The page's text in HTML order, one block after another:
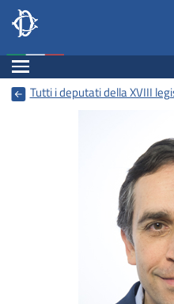
Deputati, Camera dei
Salta al contenuto principale
Salta al menu di navigazione
Espandi
Tutti i deputati della XVIII
Navigazione pagine di
Fine pagina
Salta al contenuto principale
Salta al menu di navigazione
Vai a inizio pagina